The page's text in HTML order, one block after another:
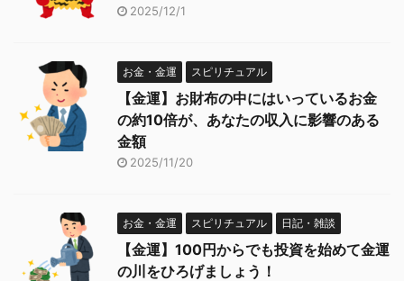
2025/12/1
お金・金運 スピリチュアル
【金運】お財布の中にはいっているお金
の約10倍が、あなたの収入に影響のある
金額
2025/11/20
お金・金運 スピリチュアル 日記・雑談
【金運】100円からでも投資を始めて金運
の川をひろげましょう！